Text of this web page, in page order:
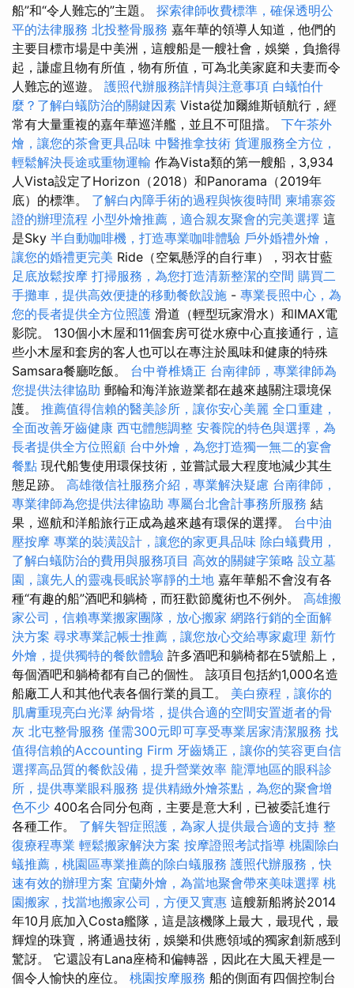
船”和“令人難忘的”主題。 探索律師收費標準，確保透明公
平的法律服務 北投整骨服務 嘉年華的領導人知道，他們的
主要目標市場是中美洲，這艘船是一艘社會，娛樂，負擔得
起，謙虛且物有所值，物有所值，可為北美家庭和夫妻而令
人難忘的巡遊。 護照代辦服務詳情與注意事項 白蟻怕什
麼？了解白蟻防治的關鍵因素 Vista從加爾維斯頓航行，經
常有大量重複的嘉年華巡洋艦，並且不可阻擋。 下午茶外
燴，讓您的茶會更具品味 中醫推拿技術 貨運服務全方位，
輕鬆解決長途或重物運輸 作為Vista類的第一艘船，3,934
人Vista設定了Horizo​​n（2018）和Panorama（2019年
底）的標準。 了解白內障手術的過程與恢復時間 柬埔寨簽
證的辦理流程 小型外燴推薦，適合親友聚會的完美選擇 這
是Sky 半自動咖啡機，打造專業咖啡體驗 戶外婚禮外燴，
讓您的婚禮更完美 Ride（空氣懸浮的自行車），羽衣甘藍
足底放鬆按摩 打掃服務，為您打造清新整潔的空間 購買二
手攤車，提供高效便捷的移動餐飲設施 - 專業長照中心，為
您的長者提供全方位照護 滑道（輕型玩家滑水）和IMAX電
影院。 130個小木屋和11個套房可從水療中心直接通行，這
些小木屋和套房的客人也可以在專注於風味和健康的特殊
Samsara餐廳吃飯。 台中脊椎矯正 台南律師，專業律師為
您提供法律協助 郵輪和海洋旅遊業都在越來越關注環境保
護。 推薦值得信賴的醫美診所，讓你安心美麗 全口重建，
全面改善牙齒健康 西屯體態調整 安養院的特色與選擇，為
長者提供全方位照顧 台中外燴，為您打造獨一無二的宴會
餐點 現代船隻使用環保技術，並嘗試最大程度地減少其生
態足跡。 高雄徵信社服務介紹，專業解決疑慮 台南律師，
專業律師為您提供法律協助 專屬台北會計事務所服務 結
果，巡航和洋船旅行正成為越來越有環保的選擇。 台中油
壓按摩 專業的裝潢設計，讓您的家更具品味 除白蟻費用，
了解白蟻防治的費用與服務項目 高效的關鍵字策略 設立墓
園，讓先人的靈魂長眠於寧靜的土地 嘉年華船不會沒有各
種“有趣的船”酒吧和躺椅，而狂歡節魔術也不例外。 高雄搬
家公司，信賴專業搬家團隊，放心搬家 網路行銷的全面解
決方案 尋求專業記帳士推薦，讓您放心交給專家處理 新竹
外燴，提供獨特的餐飲體驗 許多酒吧和躺椅都在5號船上，
每個酒吧和躺椅都有自己的個性。 該項目包括約1,000名造
船廠工人和其他代表各個行業的員工。 美白療程，讓你的
肌膚重現亮白光澤 納骨塔，提供合適的空間安置逝者的骨
灰 北屯整骨服務 僅需300元即可享受專業居家清潔服務 找
值得信賴的Accounting Firm 牙齒矯正，讓你的笑容更自信
選擇高品質的餐飲設備，提升營業效率 龍潭地區的眼科診
所，提供專業眼科服務 提供精緻外燴茶點，為您的聚會增
色不少 400名合同分包商，主要是意大利，已被委託進行
各種工作。 了解失智症照護，為家人提供最合適的支持 整
復療程專業 輕鬆搬家解決方案 按摩證照考試指導 桃園除白
蟻推薦，桃園區專業推薦的除白蟻服務 護照代辦服務，快
速有效的辦理方案 宜蘭外燴，為當地聚會帶來美味選擇 桃
園搬家，找當地搬家公司，方便又實惠 這艘新船將於2014
年10月底加入Costa艦隊，這是該機隊上最大，最現代，最
輝煌的珠寶，將通過技術，娛樂和供應領域的獨家創新感到
驚訝。 它還設有Lana座椅和偏轉器，因此在大風天裡是一
個令人愉快的座位。 桃園按摩服務 船的側面有四個控制台